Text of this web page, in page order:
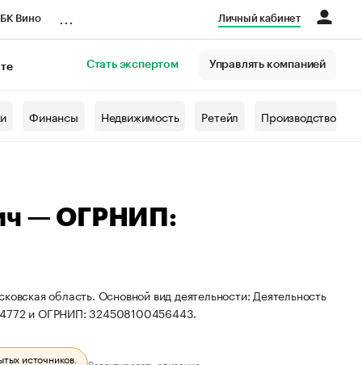
Вино Личный кабинет
Стать экспертом Управлять компанией
Финансы Недвижимость Ретейл Производство
— ОГРНИП:
область. Основной вид деятельности: Деятельность
и ОГРНИП: 324508100456443.
источников.